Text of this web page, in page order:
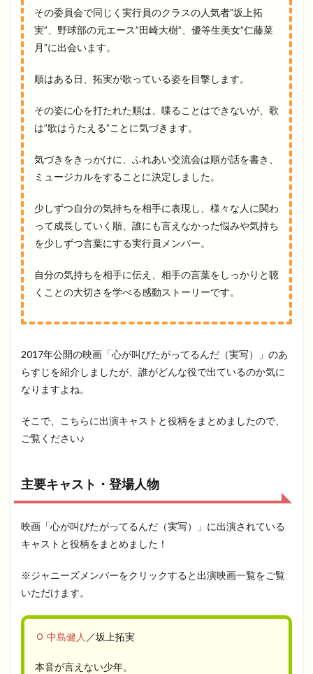
その委員会で同じく実行員のクラスの人気者”坂上拓
実”、野球部の元エース”田崎大樹”、優等生美女”仁藤菜
月”に出会います。
順はある日、拓実が歌っている姿を目撃します。
その姿に心を打たれた順は、喋ることはできないが、歌
は”歌はうたえる”ことに気づきます。
気づきをきっかけに、ふれあい交流会は順が話を書き、
ミュージカルをすることに決定しました。
少しずつ自分の気持ちを相手に表現し、様々な人に関わ
って成長していく順、誰にも言えなかった悩みや気持ち
を少しずつ言葉にする実行員メンバー。
自分の気持ちを相手に伝え、相手の言葉をしっかりと聴
くことの大切さを学べる感動ストーリーです。
2017年公開の映画「心が叫びたがってるんだ（実写）」のあ
らすじを紹介しましたが、誰がどんな役で出ているのか気に
なりますよね。
そこで、こちらに出演キャストと役柄をまとめましたので、
ご覧ください♪
主要キャスト・登場人物
映画「心が叫びたがってるんだ（実写）」に出演されている
キャストと役柄をまとめました！
※ジャニーズメンバーをクリックすると出演映画一覧をご覧
いただけます。
中島健人 ／坂上拓実
本音が言えない少年。